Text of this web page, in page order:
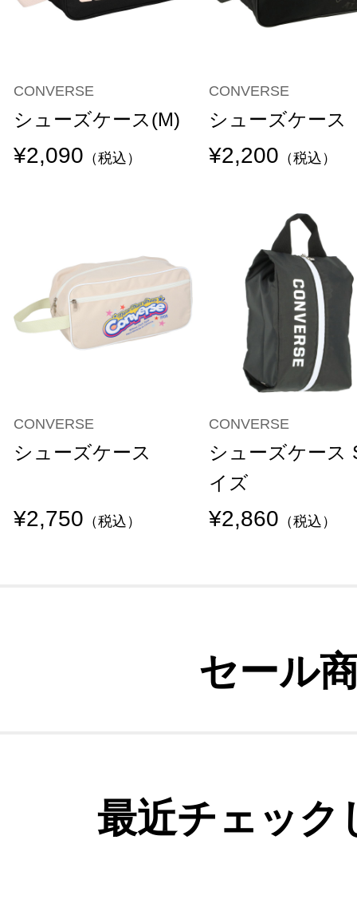
CONVERSE
シューズケース(M)
¥2,090 （税込）
CONVERSE
シューズケース
¥2,200 （税込）
CONVERSE
シューズケース
¥2,750 （税込）
CONVERSE
シューズケース
イズ
¥2,860 （税込）
セール
最近チェック